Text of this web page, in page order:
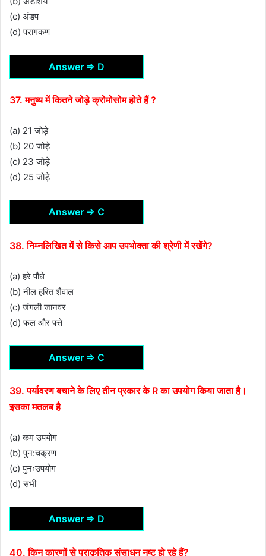
(c) अंडप
(d) परागकण
Answer ⇒ D
37. मनुष्य में कितने जोड़े क्रोमोसोम होते हैं ?
(a) 21 जोड़े
(b) 20 जोड़े
(c) 23 जोड़े
(d) 25 जोड़े
Answer ⇒ C
38. निम्नलिखित में से किसे आप उपभोक्ता की श्रेणी में रखेंगे?
(a) हरे पौधे
(b) नील हरित शैवाल
(c) जंगली जानवर
(d) फल और पत्ते
Answer ⇒ C
39. पर्यावरण बचाने के लिए तीन प्रकार के R का उपयोग किया जाता है।
इसका मतलब है
(a) कम उपयोग
(b) पुन:चक्रण
(c) पुनःउपयोग
(d) सभी
Answer ⇒ D
40. किन कारणों से प्राकृतिक संसाधन नष्ट हो रहे हैं?